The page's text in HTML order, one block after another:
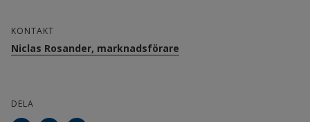
KONTAKT
Niclas Rosander, marknadsförare
DELA